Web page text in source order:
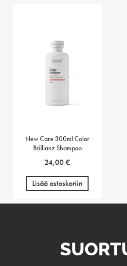
New Care 300ml Color
Brillianz Shampoo
24,00€
Lisää ostoskoriin